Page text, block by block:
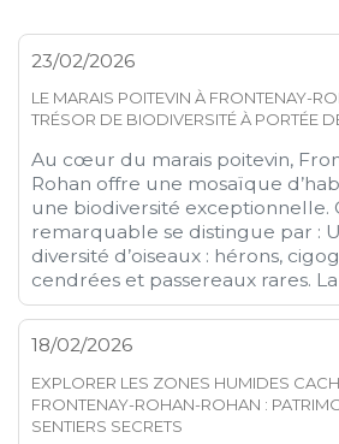
23/02/2026
LE MARAIS POITEVIN À FRONTENAY-
TRÉSOR DE BIODIVERSITÉ À PORTÉE
Au cœur du marais poitevin,
Rohan offre une mosaïque
une biodiversité exceptionnelle.
remarquable se distingue par :
diversité d’oiseaux : hérons,
cendrées et passereaux rares. La
18/02/2026
EXPLORER LES ZONES HUMIDES
FRONTENAY-ROHAN-ROHAN :
SENTIERS SECRETS